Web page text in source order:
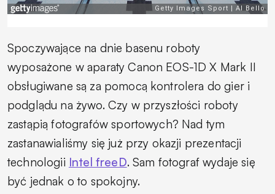
Spoczywające na dnie basenu roboty
wyposażone w aparaty Canon EOS-1D X Mark II
obsługiwane są za pomocą kontrolera do gier i
podglądu na żywo. Czy w przyszłości roboty
zastąpią fotografów sportowych? Nad tym
zastanawialiśmy się już przy okazji prezentacji
technologii Intel freeD. Sam fotograf wydaje się
być jednak o to spokojny.